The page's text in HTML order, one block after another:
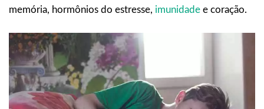
memória, hormônios do estresse, imunidade e coração.